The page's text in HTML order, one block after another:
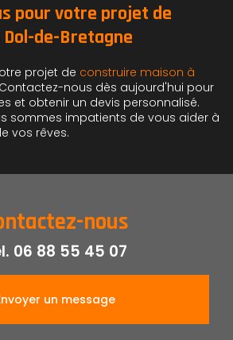
pour votre projet de
de-Bretagne
projet de construire maison à
nous dès aujourd'hui pour
et obtenir un devis personnalisé.
sommes impatients de vous aider à
vos rêves.
nous
06 88 55 45 07
un message